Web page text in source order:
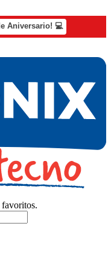
Aniversario! 💻
favoritos.